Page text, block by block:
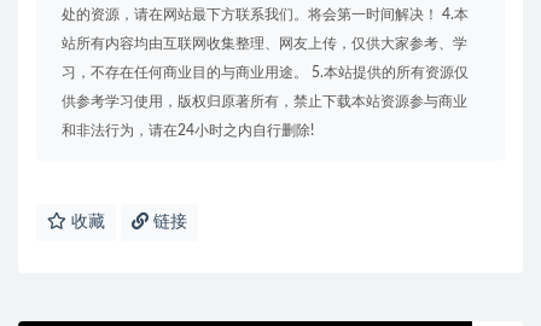
处的资源，请在网站最下方联系我们。将会第一时间解决！ 4.本
站所有内容均由互联网收集整理、网友上传，仅供大家参考、学
习，不存在任何商业目的与商业用途。 5.本站提供的所有资源仅
供参考学习使用，版权归原著所有，禁止下载本站资源参与商业
和非法行为，请在24小时之内自行删除!
收藏 链接